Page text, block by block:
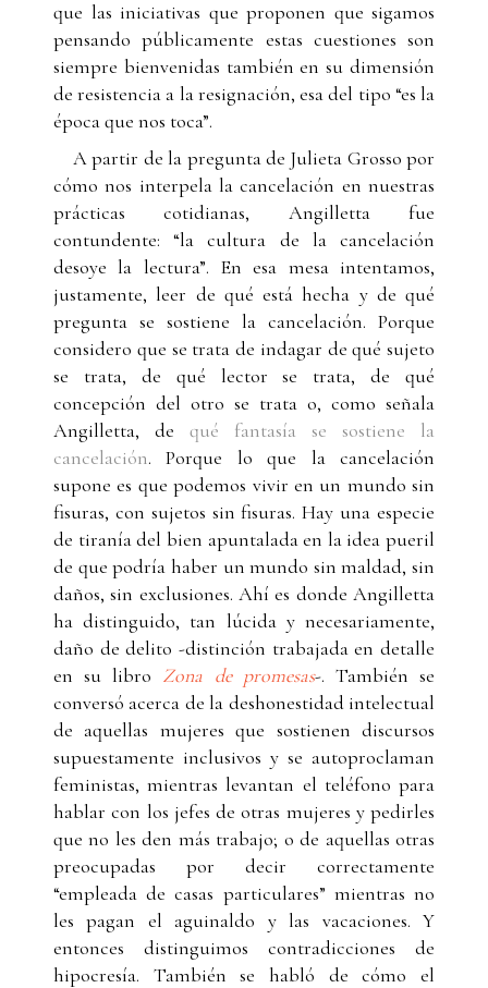
que las iniciativas que proponen que sigamos
pensando públicamente estas cuestiones son
siempre bienvenidas también en su dimensión
de resistencia a la resignación, esa del tipo “es la
época que nos toca”.
A partir de la pregunta de Julieta Grosso por
cómo nos interpela la cancelación en nuestras
prácticas cotidianas, Angilletta fue
contundente: “la cultura de la cancelación
desoye la lectura”. En esa mesa intentamos,
justamente, leer de qué está hecha y de qué
pregunta se sostiene la cancelación. Porque
considero que se trata de indagar de qué sujeto
se trata, de qué lector se trata, de qué
concepción del otro se trata o, como señala
Angilletta, de qué fantasía se sostiene la
cancelación. Porque lo que la cancelación
supone es que podemos vivir en un mundo sin
fisuras, con sujetos sin fisuras. Hay una especie
de tiranía del bien apuntalada en la idea pueril
de que podría haber un mundo sin maldad, sin
daños, sin exclusiones. Ahí es donde Angilletta
ha distinguido, tan lúcida y necesariamente,
daño de delito -distinción trabajada en detalle
en su libro Zona de promesas-. También se
conversó acerca de la deshonestidad intelectual
de aquellas mujeres que sostienen discursos
supuestamente inclusivos y se autoproclaman
feministas, mientras levantan el teléfono para
hablar con los jefes de otras mujeres y pedirles
que no les den más trabajo; o de aquellas otras
preocupadas por decir correctamente
“empleada de casas particulares” mientras no
les pagan el aguinaldo y las vacaciones. Y
entonces distinguimos contradicciones de
hipocresía. También se habló de cómo el